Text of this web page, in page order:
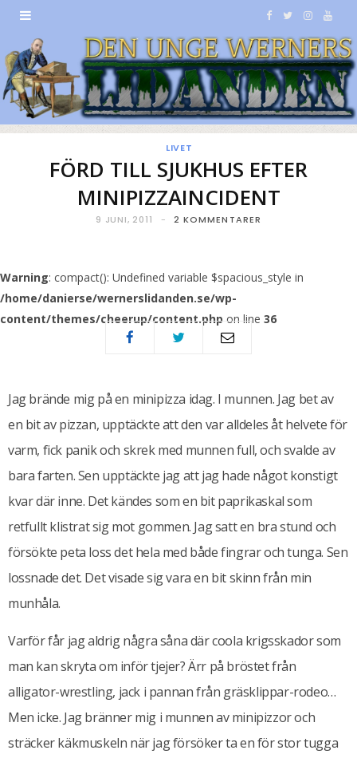
F
a
c
e
o
w
i
t
e
I
n
s
t
Y
o
u
T
LIVET
FÖRD TILL SJUKHUS EFTER
MINIPIZZAINCIDENT
9 JUNI, 2011 2 KOMMENTARER
Warning: compact(): Undefined variable $spacious_style in
/home/danierse/wernerslidanden.se/wp-
content/themes/cheerup/content.php on line 36
Jag brände mig på en minipizza idag. I munnen. Jag bet av
en bit av pizzan, upptäckte att den var alldeles åt helvete för
varm, fick panik och skrek med munnen full, och svalde av
bara farten. Sen upptäckte jag att jag hade något konstigt
kvar där inne. Det kändes som en bit paprikaskal som
retfullt klistrat sig mot gommen. Jag satt en bra stund och
försökte peta loss det hela med både fingrar och tunga. Sen
lossnade det. Det visade sig vara en bit skinn från min
munhåla.
Varför får jag aldrig några såna där coola krigsskador som
man kan skryta om inför tjejer? Ärr på bröstet från
alligator-wrestling, jack i pannan från gräsklippar-rodeo…
Men icke. Jag bränner mig i munnen av minipizzor och
sträcker käkmuskeln när jag försöker ta en för stor tugga